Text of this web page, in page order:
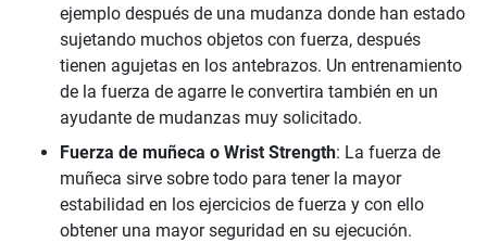
ejemplo después de una mudanza donde han estado
sujetando muchos objetos con fuerza, después
tienen agujetas en los antebrazos. Un entrenamiento
de la fuerza de agarre le convertira también en un
ayudante de mudanzas muy solicitado.
Fuerza de muñeca o Wrist Strength: La fuerza de
muñeca sirve sobre todo para tener la mayor
estabilidad en los ejercicios de fuerza y con ello
obtener una mayor seguridad en su ejecución.